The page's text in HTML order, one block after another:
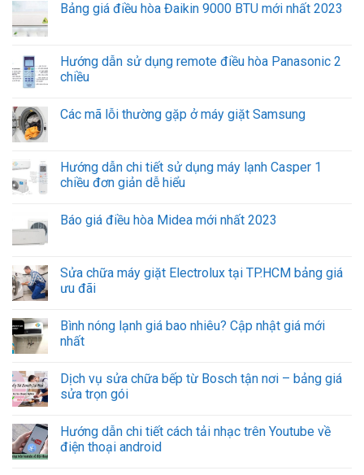
Bảng giá điều hòa Đaikin 9000 BTU mới nhất 2023
Hướng dẫn sử dụng remote điều hòa Panasonic 2
chiều
Các mã lỗi thường gặp ở máy giặt Samsung
Hướng dẫn chi tiết sử dụng máy lạnh Casper 1
chiều đơn giản dễ hiểu
Báo giá điều hòa Midea mới nhất 2023
Sửa chữa máy giặt Electrolux tại TP.HCM bảng giá
ưu đãi
Bình nóng lạnh giá bao nhiêu? Cập nhật giá mới
nhất
Dịch vụ sửa chữa bếp từ Bosch tận nơi – bảng giá
sửa trọn gói
Hướng dẫn chi tiết cách tải nhạc trên Youtube về
điện thoại android